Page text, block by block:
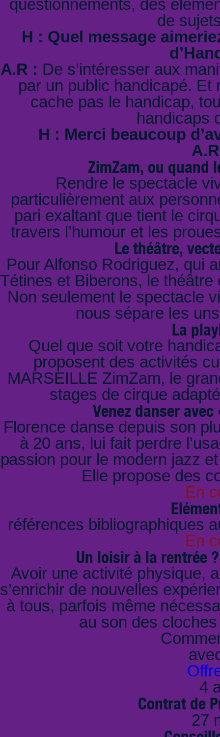
questionnements, des
de
H : Quel message
A.R : De s’intéresser aux
par un public handicapé.
cache pas le handicap,
handicaps
H : Merci beaucoup
ZimZam, ou quand
Rendre le spectacle
particulièrement aux
pari exaltant que tient le
travers l’humour et les
Le théâtre,
Pour Alfonso Rodriguez, qui
Tétines et Biberons, le
Non seulement le spectacle
nous sépare les
La
Quel que soit votre
proposent des activités
MARSEILLE ZimZam, le
stages de cirque
Venez danser
Florence danse depuis son
à 20 ans, lui fait perdre
passion pour le modern jazz
Elle propose des
En
références bibliographiques
En
Un loisir à la rentrée
Avoir une activité physique,
s’enrichir de nouvelles
à tous, parfois même
au son des
4
Contrat de
27